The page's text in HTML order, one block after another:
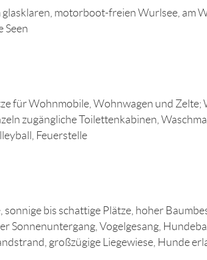
glasklaren, motorboot-freien Wurlsee, am
Seen
für Wohnmobile, Wohnwagen und Zelte;
zugängliche Toilettenkabinen,
Feuerstelle
sonnige bis schattige Plätze, hoher
Sonnenuntergang, Vogelgesang,
großzügige Liegewiese, Hunde